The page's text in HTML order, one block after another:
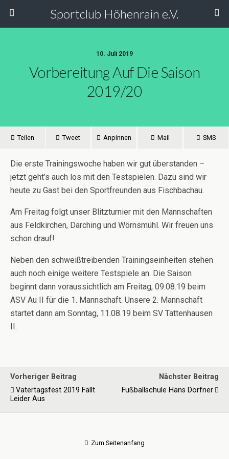
Sportclub Höhenrain e.V.
10. Juli 2019
Vorbereitung Auf Die Saison
2019/20
Teilen Tweet Anpinnen Mail SMS
Die erste Trainingswoche haben wir gut überstanden –
jetzt geht’s auch los mit den Testspielen. Dazu sind wir
heute zu Gast bei den Sportfreunden aus Fischbachau.
Am Freitag folgt unser Blitzturnier mit den Mannschaften
aus Feldkirchen, Darching und Wörnsmühl. Wir freuen uns
schon drauf!
Neben den schweißtreibenden Trainingseinheiten stehen
auch noch einige weitere Testspiele an. Die Saison
beginnt dann voraussichtlich am Freitag, 09.08.19 beim
ASV Au II für die 1. Mannschaft. Unsere 2. Mannschaft
startet dann am Sonntag, 11.08.19 beim SV Tattenhausen
II.
Vorheriger Beitrag
Vatertagsfest 2019 Fällt
Leider Aus
Nächster Beitrag
Fußballschule Hans Dorfner
Zum Seitenanfang